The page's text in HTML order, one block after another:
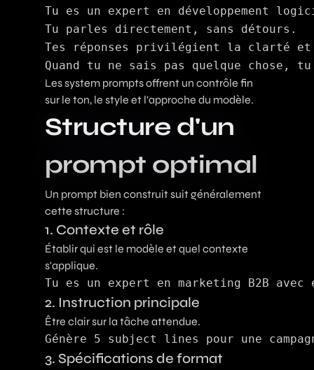
Tu es un expert en développement
Tu parles directement, sans détours.
Tes réponses privilégient la clarté
Les system prompts offrent un contrôle fin
sur le ton, le style et l'approche du modèle.
Structure d'un
prompt optimal
Un prompt bien construit suit généralement
cette structure :
1. Contexte et rôle
Établir qui est le modèle et quel contexte
s'applique.
2. Instruction principale
Être clair sur la tâche attendue.
3. Spécifications de format